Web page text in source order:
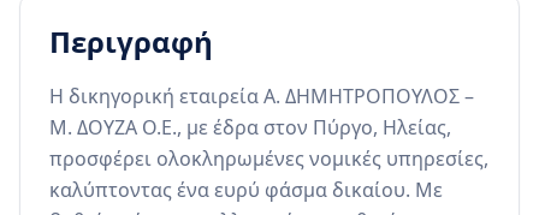
Περιγραφή
Η δικηγορική εταιρεία Α. ΔΗΜΗΤΡΟΠΟΥΛΟΣ –
Μ. ΔΟΥΖΑ Ο.Ε., με έδρα στον Πύργο, Ηλείας,
προσφέρει ολοκληρωμένες νομικές υπηρεσίες,
καλύπτοντας ένα ευρύ φάσμα δικαίου. Με